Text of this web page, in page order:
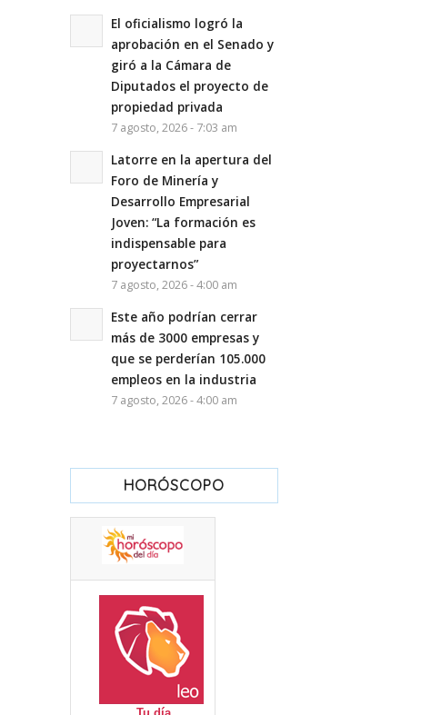
El oficialismo logró la
aprobación en el Senado y
giró a la Cámara de
Diputados el proyecto de
propiedad privada
7 agosto, 2026 - 7:03 am
Latorre en la apertura del
Foro de Minería y
Desarrollo Empresarial
Joven: “La formación es
indispensable para
proyectarnos”
7 agosto, 2026 - 4:00 am
Este año podrían cerrar
más de 3000 empresas y
que se perderían 105.000
empleos en la industria
7 agosto, 2026 - 4:00 am
HORÓSCOPO